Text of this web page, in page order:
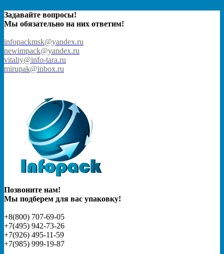
Задавайте вопросы!
Мы обязательно на них ответим!
infopackmsk@yandex.ru
newimpack@yandex.ru
vitaliy@info-tara.ru
mirupak@inbox.ru
Позвоните нам!
Мы подберем для вас упаковку!
+8(800) 707-69-05
+7(495) 942-73-26
+7(926) 495-11-59
+7(985) 999-19-87